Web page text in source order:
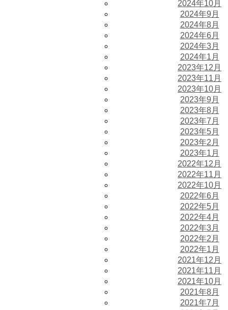
2024年10月
2024年9月
2024年8月
2024年6月
2024年3月
2024年1月
2023年12月
2023年11月
2023年10月
2023年9月
2023年8月
2023年7月
2023年5月
2023年2月
2023年1月
2022年12月
2022年11月
2022年10月
2022年6月
2022年5月
2022年4月
2022年3月
2022年2月
2022年1月
2021年12月
2021年11月
2021年10月
2021年8月
2021年7月